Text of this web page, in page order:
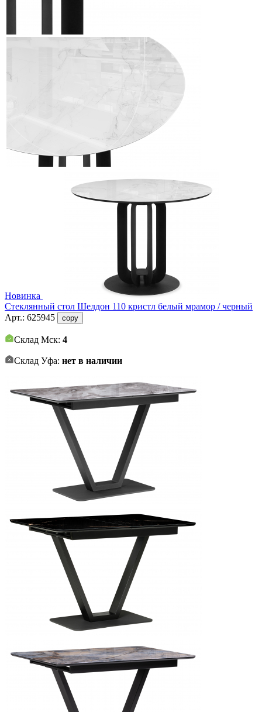
Новинка
Стеклянный стол Шелдон 110 кристл белый мрамор / черный
Арт.: 625945 copy
Склад Мск: 4
Склад Уфа: нет в наличии